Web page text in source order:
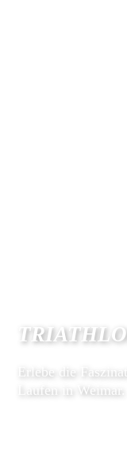
Erlebe die
Laufen in Weimar.